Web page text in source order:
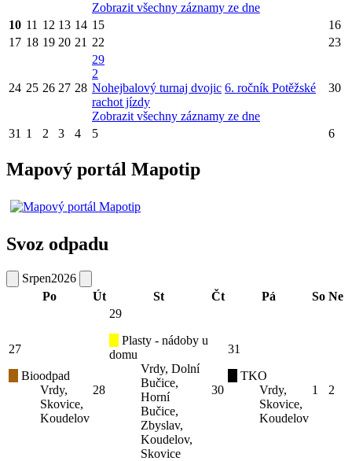
Zobrazit všechny záznamy ze dne
10 11 12 13 14 15
16
17 18 19 20 21 22 23
24 25 26 27 28
29
2
Nohejbalový turnaj dvojic 6. ročník Potěžské
rachot jízdy
Zobrazit všechny záznamy ze dne
30
31 1 2 3 4 5 6
Mapový portál Mapotip
Svoz odpadu
Srpen2026
Po
Út St Čt Pá So Ne
27
Bioodpad
Vrdy,
Skovice,
Koudelov
28
29
Plasty - nádoby u
domu
Vrdy, Dolní
Bučice,
Horní
Bučice,
Zbyslav,
Koudelov,
Skovice
30
31
TKO
Vrdy,
Skovice,
Koudelov
1 2